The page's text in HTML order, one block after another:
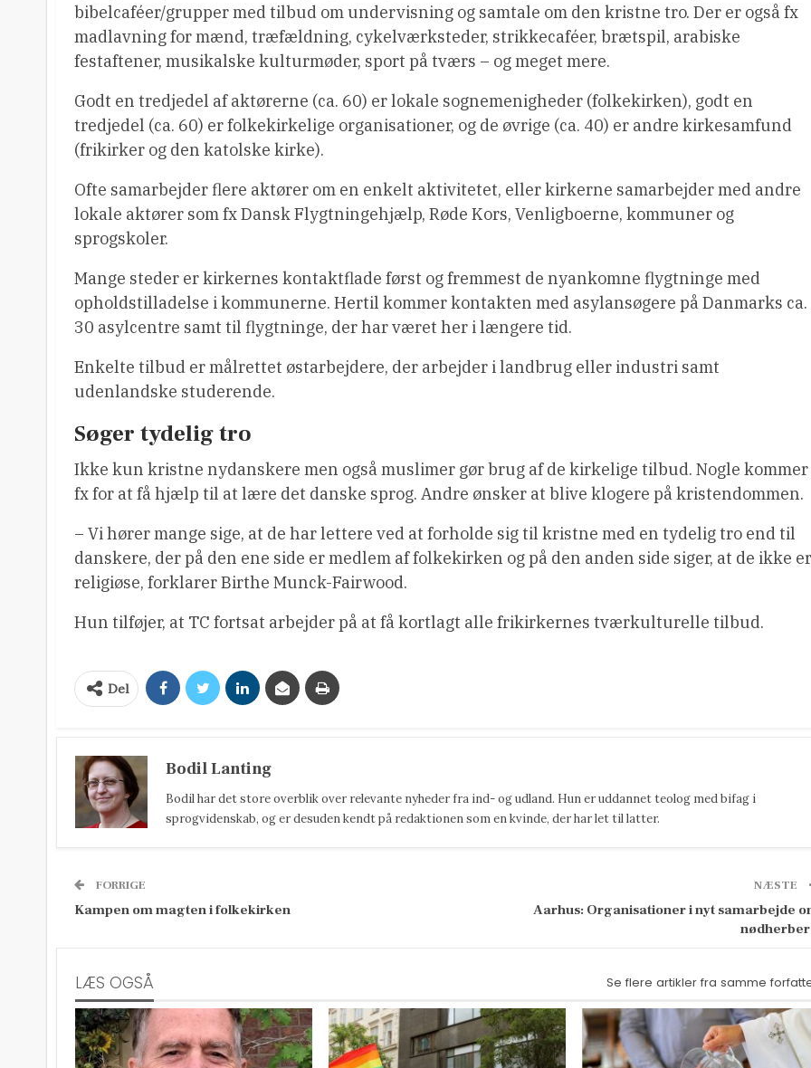
bibelcaféer/grupper med tilbud om undervisning og samtale om den kristne tro. Der er også fx
madlavning for mænd, træfældning, cykelværksteder, strikkecaféer, brætspil, arabiske
festaftener, musikalske kulturmøder, sport på tværs – og meget mere.
Godt en tredjedel af aktørerne (ca. 60) er lokale sognemenigheder (folkekirken), godt en
tredjedel (ca. 60) er folkekirkelige organisationer, og de øvrige (ca. 40) er andre kirkesamfund
(frikirker og den katolske kirke).
Ofte samarbejder flere aktører om en enkelt aktivitetet, eller kirkerne samarbejder med andre
lokale aktører som fx Dansk Flygtningehjælp, Røde Kors, Venligboerne, kommuner og
sprogskoler.
Mange steder er kirkernes kontaktflade først og fremmest de nyankomne flygtninge med
opholdstilladelse i kommunerne. Hertil kommer kontakten med asylansøgere på Danmarks ca.
30 asylcentre samt til flygtninge, der har været her i længere tid.
Enkelte tilbud er målrettet østarbejdere, der arbejder i landbrug eller industri samt
udenlandske studerende.
Søger tydelig tro
Ikke kun kristne nydanskere men også muslimer gør brug af de kirkelige tilbud. Nogle kommer
fx for at få hjælp til at lære det danske sprog. Andre ønsker at blive klogere på kristendommen.
– Vi hører mange sige, at de har lettere ved at forholde sig til kristne med en tydelig tro end til
danskere, der på den ene side er medlem af folkekirken og på den anden side siger, at de ikke er
religiøse, forklarer Birthe Munck-Fairwood.
Hun tilføjer, at TC fortsat arbejder på at få kortlagt alle frikirkernes tværkulturelle tilbud.
Del
Bodil Lanting
Bodil har det store overblik over relevante nyheder fra ind- og udland. Hun er uddannet teolog med bifag i
sprogvidenskab, og er desuden kendt på redaktionen som en kvinde, der har let til latter.
FORRIGE
Kampen om magten i folkekirken
NÆSTE
Aarhus: Organisationer i nyt samarbejde
LÆS OGSÅ Se flere artikler fra samme